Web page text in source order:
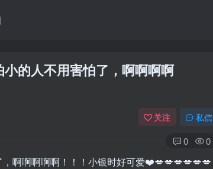
的人不用害怕了，啊啊啊啊
关注 私信
0 0
啊啊啊啊啊！！！小银时好可爱❤️💋💋💋💋💋💋